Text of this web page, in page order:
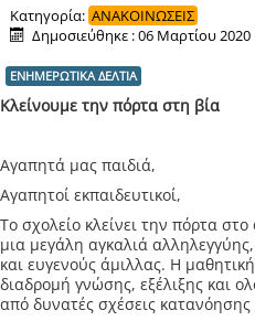
ΔΡΑΣΕΙΣ
ΕΠΙΚΟΙΝΩΝΙΑ
ΕΞ ΑΠΟΣΤΑΣΕΩΣ
Κατηγορία: ΑΝΑΚΟΙΝΩΣΕΙΣ
Δημοσιεύθηκε : 06 Μαρτίου 2020
ΕΝΗΜΕΡΩΤΙΚΑ ΔΕΛΤΙΑ
Κλείνουμε την πόρτα στη βία
Aγαπητά μας παιδιά,
Αγαπητοί εκπαιδευτικοί,
Το σχολείο κλείνει την πόρτα
μια μεγάλη αγκαλιά
και ευγενούς άμιλλας. Η
διαδρομή γνώσης, εξέλιξης και
από δυνατές σχέσεις κατανόησης